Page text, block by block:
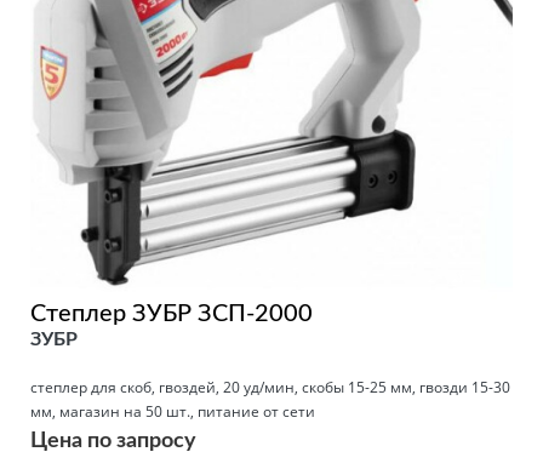
Степлер ЗУБР ЗСП-2000
ЗУБР
степлер для скоб, гвоздей, 20 уд/мин, скобы 15-25 мм, гвозди 15-30
мм, магазин на 50 шт., питание от сети
Цена по запросу